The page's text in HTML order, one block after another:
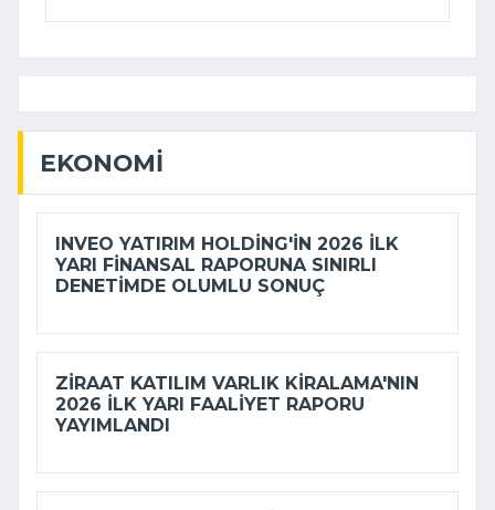
EKONOMI
INVEO YATIRIM HOLDING'IN 2026 ILK
YARI FINANSAL RAPORUNA SINIRLI
DENETIMDE OLUMLU SONUÇ
ZIRAAT KATILIM VARLIK KIRALAMA'NIN
2026 ILK YARI FAALIYET RAPORU
YAYIMLANDI